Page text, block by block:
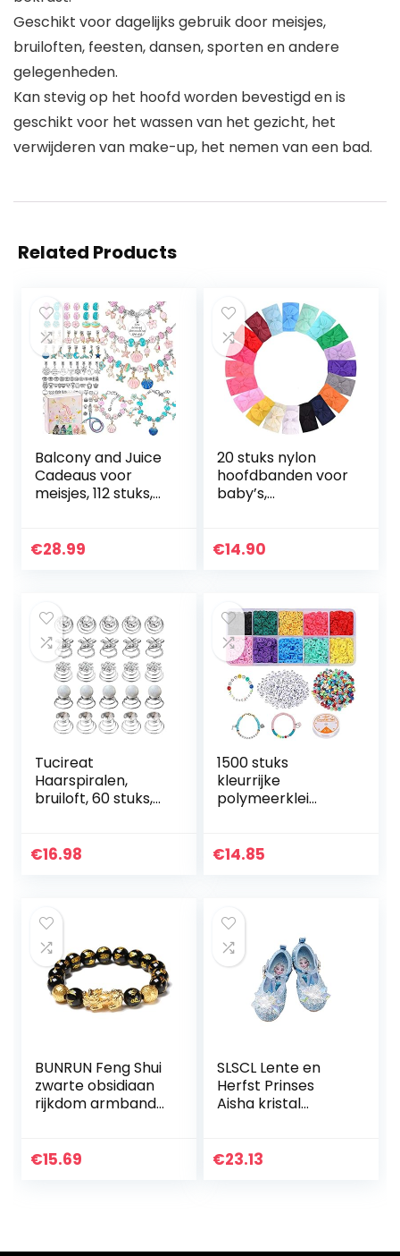
Geschikt voor dagelijks gebruik door meisjes,
bruiloften, feesten, dansen, sporten en andere
gelegenheden.
Kan stevig op het hoofd worden bevestigd en is
geschikt voor het wassen van het gezicht, het
verwijderen van make-up, het nemen van een bad.
Related Products
Balcony and Juice
Cadeaus voor
meisjes, 112 stuks,
doe-het-zelf-
€28.99
20 stuks nylon
hoofdbanden voor
baby’s,
20 stuks
€14.90
Tucireat
Haarspiralen,
bruiloft, 60 stuks,
haaraccessoires,
€16.98
1500 stuks
kleurrijke
polymeerklei
afstandsparels,
€14.85
BUNRUN Feng Shui
zwarte obsidiaan
rijkdom armband
mannen die
€15.69
SLSCL Lente en
Herfst Prinses
Aisha kristal
kinderen lederen
€23.13